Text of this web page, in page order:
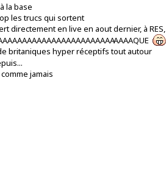
la base
les trucs qui sortent
directement en live en aout dernier, à
AAAAQUE
britaniques hyper réceptifs tout autour
jamais